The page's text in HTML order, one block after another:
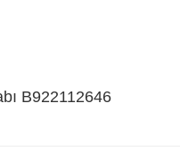
B922112646